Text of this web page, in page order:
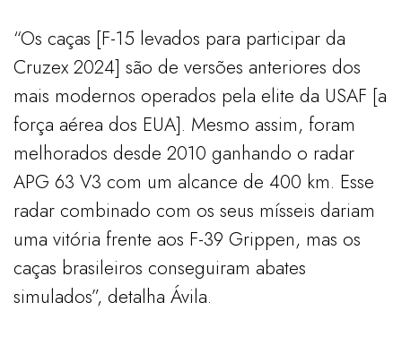
“Os caças [F-15 levados para participar da
Cruzex 2024] são de versões anteriores dos
mais modernos operados pela elite da USAF [a
força aérea dos EUA]. Mesmo assim, foram
melhorados desde 2010 ganhando o radar
APG 63 V3 com um alcance de 400 km. Esse
radar combinado com os seus mísseis dariam
uma vitória frente aos F-39 Grippen, mas os
caças brasileiros conseguiram abates
simulados”, detalha Ávila.